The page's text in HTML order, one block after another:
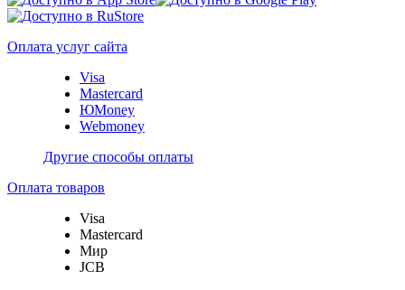
Оплата услуг сайта
Visa
Mastercard
ЮMoney
Webmoney
Другие способы оплаты
Оплата товаров
Visa
Mastercard
Мир
JCB